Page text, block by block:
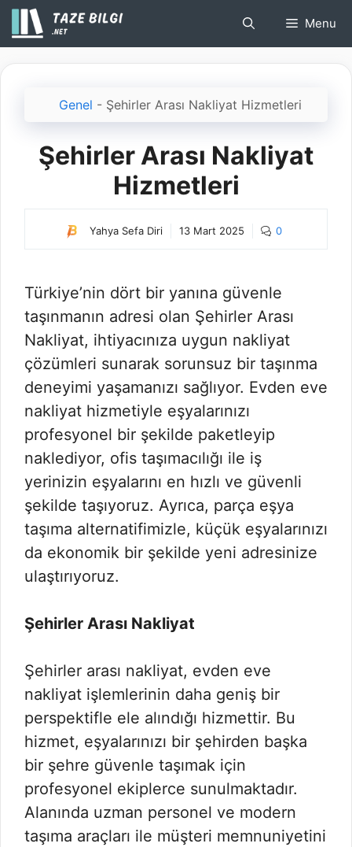
İçeriğe
atla
Menu
Genel - Şehirler Arası Nakliyat Hizmetleri
Şehirler Arası Nakliyat
Hizmetleri
Yahya Sefa Diri 13 Mart 2025 0
Türkiye’nin dört bir yanına güvenle
taşınmanın adresi olan Şehirler Arası
Nakliyat, ihtiyacınıza uygun nakliyat
çözümleri sunarak sorunsuz bir taşınma
deneyimi yaşamanızı sağlıyor. Evden eve
nakliyat hizmetiyle eşyalarınızı
profesyonel bir şekilde paketleyip
naklediyor, ofis taşımacılığı ile iş
yerinizin eşyalarını en hızlı ve güvenli
şekilde taşıyoruz. Ayrıca, parça eşya
taşıma alternatifimizle, küçük eşyalarınızı
da ekonomik bir şekilde yeni adresinize
ulaştırıyoruz.
Şehirler Arası Nakliyat
Şehirler arası nakliyat, evden eve
nakliyat işlemlerinin daha geniş bir
perspektifle ele alındığı hizmettir. Bu
hizmet, eşyalarınızı bir şehirden başka
bir şehre güvenle taşımak için
profesyonel ekiplerce sunulmaktadır.
Alanında uzman personel ve modern
taşıma araçları ile müşteri memnuniyetini